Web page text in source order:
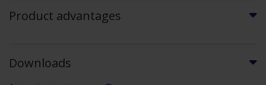
Product advantages
Downloads